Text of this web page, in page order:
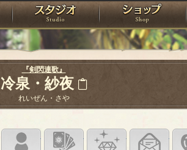
アトリエ スタジオ
『剣閃連歌』
冷泉・紗夜
れいぜん・さや
ステータス画像変更キャラクター設定
スキル設定 アイテム詳細手